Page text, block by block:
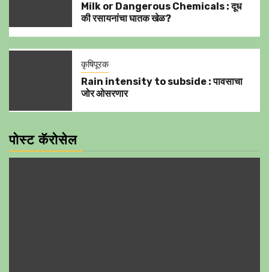
Milk or Dangerous Chemicals : दूध
की रसायनांचा घातक खेळ?
कृषिपूरक
Rain intensity to subside : पावसाचा
जोर ओसरणार
पोस्ट कॅरोसेल